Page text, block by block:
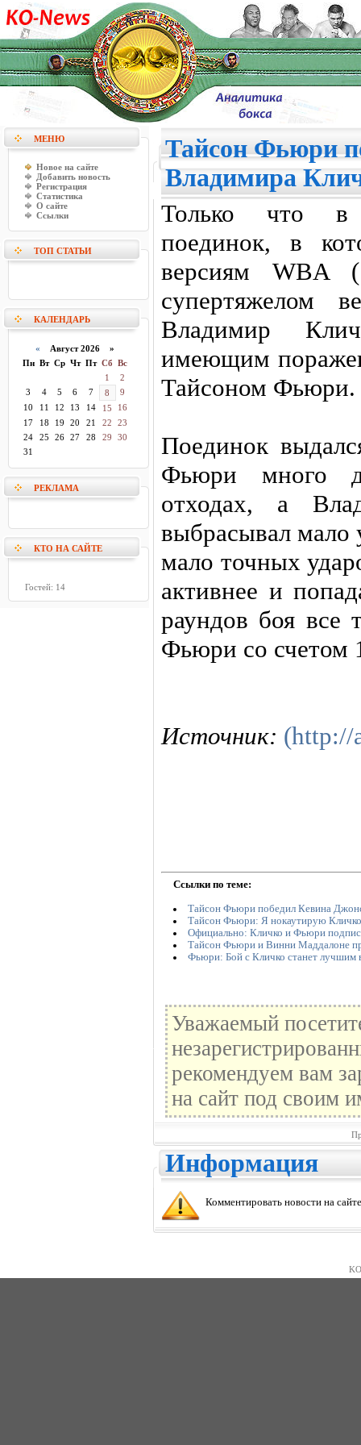
МЕНЮ
Новое на сайте
Добавить новость
Регистрация
Статистика
О сайте
Ссылки
ТОП СТАТЬИ
КАЛЕНДАРЬ
« Август 2026 »
Пн Вт Ср Чт Пт Сб Вс
1
2
3
4 5 6 7 8
9
10
11 12 13 14 15
16
17
18 19 20 21 22
23
24
25 26 27 28 29
30
31
РЕКЛАМА
КТО НА САЙТЕ
Гостей: 14
Тайсон Фьюри
Владимира
Только что в
поединок, в
версиям WBA
супертяжелом
Владимир
имеющим
Тайсоном Фьюри.
Поединок
Фьюри много
отходах, а
выбрасывал мало
мало точных
активнее и
раундов боя все
Фьюри со счетом
Источник: (http://
Ссылки по теме:
Тайсон Фьюри победил Кевина
Тайсон Фьюри: Я нокаутирую Кличко
Официально: Кличко и Фьюри
Тайсон Фьюри и Винни Маддалоне
Фьюри: Бой с Кличко станет лучшим
Уважаемый
рекомендуем вам
на сайт под своим
Информация
Комментировать новости на